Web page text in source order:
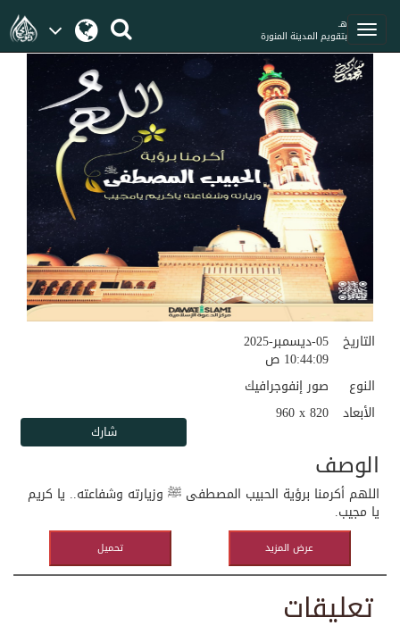
هـ
بتقويم المدينة المنورة
05-ديسمبر-2025
10:44:09 ص
التاريخ
صور إنفوجرافيك
النوع
960 x 820 الأبعاد
الوصف
اللهم أكرمنا برؤية الحبيب المصطفى ﷺ وزيارته وشفاعته.. يا كريم
يا مجيب.
تحميل عرض المزيد
تعليقات